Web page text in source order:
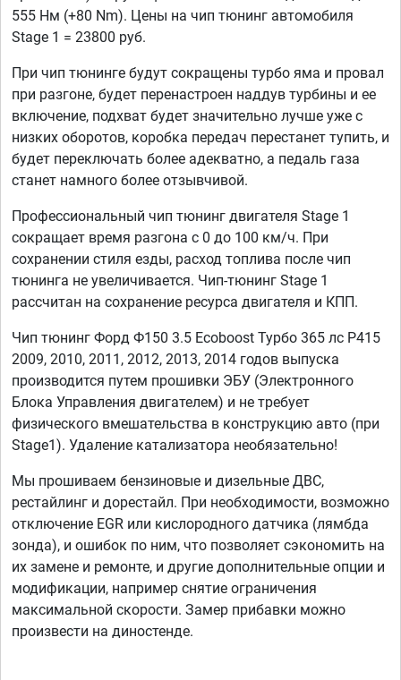
555 Нм (+80 Nm). Цены на чип тюнинг автомобиля
Stage 1 = 23800 руб.
При чип тюнинге будут сокращены турбо яма и провал
при разгоне, будет перенастроен наддув турбины и ее
включение, подхват будет значительно лучше уже с
низких оборотов, коробка передач перестанет тупить, и
будет переключать более адекватно, а педаль газа
станет намного более отзывчивой.
Профессиональный чип тюнинг двигателя Stage 1
сокращает время разгона с 0 до 100 км/ч. При
сохранении стиля езды, расход топлива после чип
тюнинга не увеличивается. Чип-тюнинг Stage 1
рассчитан на сохранение ресурса двигателя и КПП.
Чип тюнинг Форд Ф150 3.5 Ecoboost Турбо 365 лс P415
2009, 2010, 2011, 2012, 2013, 2014 годов выпуска
производится путем прошивки ЭБУ (Электронного
Блока Управления двигателем) и не требует
физического вмешательства в конструкцию авто (при
Stage1). Удаление катализатора необязательно!
Мы прошиваем бензиновые и дизельные ДВС,
рестайлинг и дорестайл. При необходимости, возможно
отключение EGR или кислородного датчика (лямбда
зонда), и ошибок по ним, что позволяет сэкономить на
их замене и ремонте, и другие дополнительные опции и
модификации, например снятие ограничения
максимальной скорости. Замер прибавки можно
произвести на диностенде.